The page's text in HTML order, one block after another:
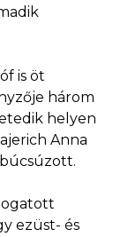
is öt
három
helyen
Anna
ezüst- és